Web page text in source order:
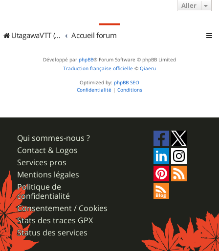
Aller
UtagawaVTT (Randos VTT et VTTAE avec traces GPS) Accueil forum
Développé par phpBB® Forum Software © phpBB Limited
Traduction française officielle © Qiaeru
Optimized by: phpBB SEO
Confidentialité | Conditions
Qui sommes-nous ?
Contact & Logos
Services pros
Mentions légales
Politique de
confidentialité
Consentement / Cookies
Stats des traces GPX
Status des services